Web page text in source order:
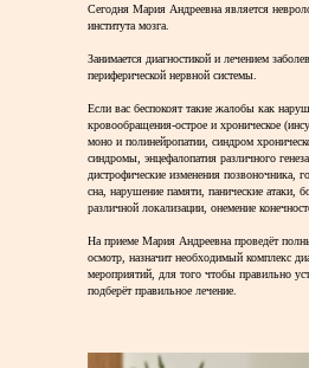
Сегодня Мария Андреевна является
института мозга.
Занимается диагностикой и лечением
периферической нервной системы.
Если вас беспокоят такие жалобы как
кровообращения-острое и хроническое
моно и полинейропатии, синдром
синдромы, энцефалопатия различного
дистрофические изменения позвоночника,
сна, нарушение памяти, панические атаки,
различной локализации, онемение
На приеме Мария Андреевна проведёт
осмотр, назначит необходимый комплекс
мероприятий, для того чтобы правильно
подберёт правильное лечение.